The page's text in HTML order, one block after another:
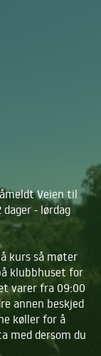
Veien til
- lørdag
kurs så møter
klubbhuset for
varer fra 09:00
annen beskjed
køller for å
med dersom du